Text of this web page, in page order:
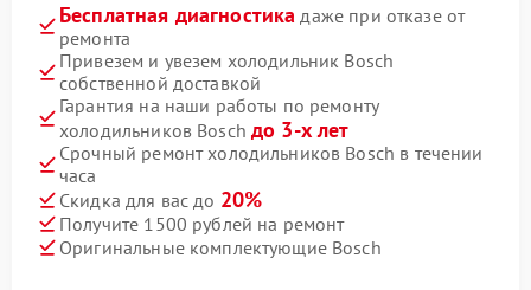
Бесплатная диагностика даже при отказе от
ремонта
Привезем и увезем холодильник Bosch
собственной доставкой
Гарантия на наши работы по ремонту
холодильников Boschдо 3-х лет
Срочный ремонт холодильников Bosch в течении
часа
Скидка для вас до 20%
Получите 1500 рублей на ремонт
Оригинальные комплектующие Bosch